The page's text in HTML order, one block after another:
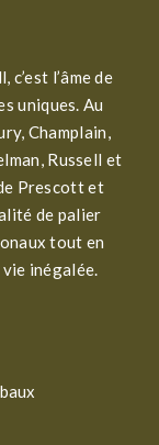
l’âme de
uniques. Au
Champlain,
Russell et
Prescott et
de palier
tout en
inégalée.